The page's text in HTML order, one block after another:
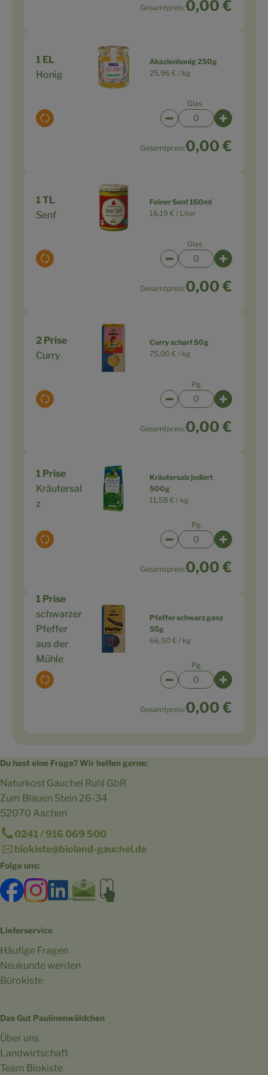
Gesamtpreis:0,00 €
1 EL
Honig
Auswahl ändern
Akazienhonig 250g
25,96 € / kg
Glas
Artikelanzahl
Gesamtpreis:0,00 €
1 TL
Senf
Auswahl ändern
Feiner Senf 160ml
16,19 € / Liter
Glas
Artikelanzahl
Gesamtpreis:0,00 €
2 Prise
Curry
Auswahl ändern
Curry scharf 50g
75,00 € / kg
Pg.
Artikelanzahl
Gesamtpreis:0,00 €
1 Prise
Kräutersal
z
Auswahl ändern
Kräutersalz jodiert
500g
11,58 € / kg
Pg.
Artikelanzahl
Gesamtpreis:0,00 €
1 Prise
schwarzer
Pfeffer
aus der
Mühle
Auswahl ändern
Pfeffer schwarz ganz
55g
66,50 € / kg
Pg.
Artikelanzahl
Gesamtpreis:0,00 €
Du hast eine Frage? Wir helfen gerne:
Naturkost Gauchel Ruhl GbR
Zum Blauen Stein 26-34
52070 Aachen
0241 / 916 069 500
biokiste@bioland-gauchel.de
Folge uns:
Externer Link zu https://www.facebook.com/
Externer Link zu https://www.instagram.com/
Externer Link zu https://
Externer Link zu https://
Lieferservice
Häufige Fragen
Neukunde werden
Bürokiste
Das Gut Paulinenwäldchen
Über uns
Landwirtschaft
Team Biokiste